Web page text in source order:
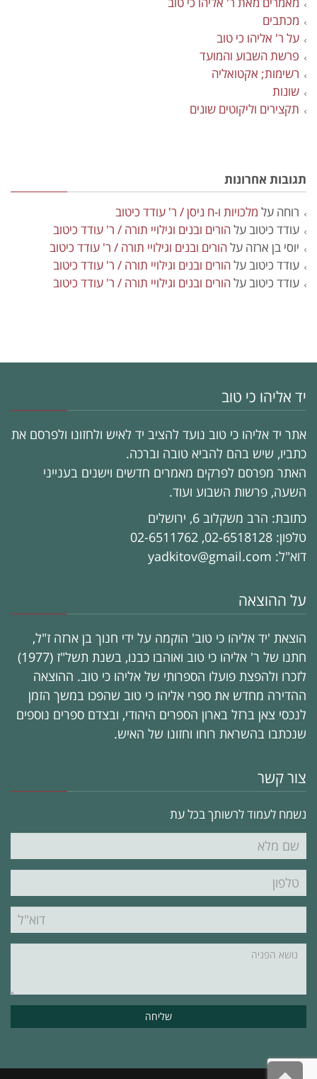
מכתבים
על ר' אליהו כי טוב
פרשת השבוע והמועד
רשימות; אקטואליה
שונות
תקצירים וליקוטים שונים
תגובות אחרונות
רוחה על מלכויות ו-ח ניסן / ר' עודד כיטוב
עודד כיטובעלהורים ובנים וגילויי תורה / ר' עודד כיטוב
יוסי בן ארזה עלהורים ובנים וגילויי תורה / ר' עודד כיטוב
עודד כיטובעלהורים ובנים וגילויי תורה / ר' עודד כיטוב
עודד כיטובעלהורים ובנים וגילויי תורה / ר' עודד כיטוב
יד אליהו כי טוב
אתר יד אליהו כי טוב נועד להציב יד לאיש ולחזונו ולפרסם את
כתביו, שיש בהם להביא טובה וברכה.
האתר מפרסם לפרקים מאמרים חדשים וישנים בענייני
השעה, פרשות השבוע ועוד.
כתובת: הרב משקלוב 6, ירושלים
טלפון: 02-6518128, 02-6511762
דוא"ל: yadkitov@gmail.com
על ההוצאה
הוצאת 'יד אליהו כי טוב' הוקמה על ידי חנוך בן ארזה ז"ל,
חתנו של ר' אליהו כי טוב ואוהבו כבנו, בשנת תשל"ז (1977)
לזכרו ולהפצת פועלו הספרותי של אליהו כי טוב. ההוצאה
ההדירה מחדש את ספרי אליהו כי טוב שהפכו במשך הזמן
לנכסי צאן ברזל בארון הספרים היהודי, ובצדם ספרים נוספים
שנכתבו בהשראת רוחו וחזונו של האיש.
צור קשר
נשמח לעמוד לרשותך בכל עת
שם
מלא
טלפון
נושא